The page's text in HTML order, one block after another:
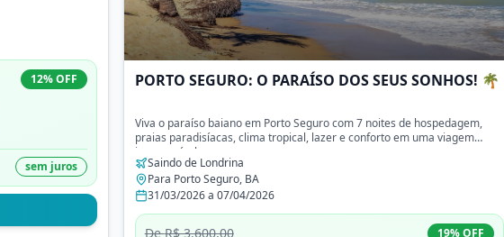
12% OFF
sem juros
PORTO SEGURO: O PARAÍSO DOS SEUS SONHOS! 🌴
Viva o paraíso baiano em Porto Seguro com 7 noites de hospedagem,
praias paradisíacas, clima tropical, lazer e conforto em uma viagem
inesquecível.
Saindo de Londrina
Para Porto Seguro, BA
31/03/2026a 07/04/2026
DeR$ 3.600,00 19% OFF